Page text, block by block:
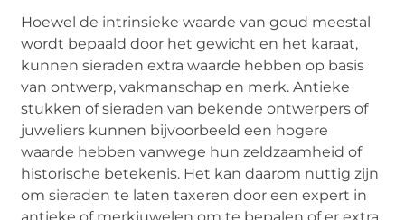
Hoewel de intrinsieke waarde van goud meestal
wordt bepaald door het gewicht en het karaat,
kunnen sieraden extra waarde hebben op basis
van ontwerp, vakmanschap en merk. Antieke
stukken of sieraden van bekende ontwerpers of
juweliers kunnen bijvoorbeeld een hogere
waarde hebben vanwege hun zeldzaamheid of
historische betekenis. Het kan daarom nuttig zijn
om sieraden te laten taxeren door een expert in